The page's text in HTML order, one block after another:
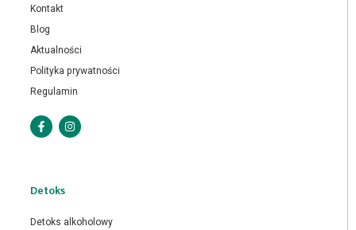
Kontakt
Blog
Aktualności
Polityka prywatności
Regulamin
Detoks
Detoks alkoholowy